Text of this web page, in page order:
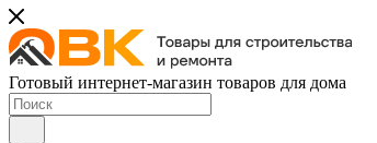
Готовый интернет-магазин товаров для дома